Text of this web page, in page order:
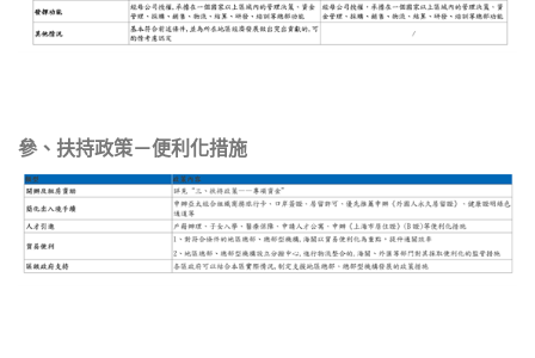
參、扶持政策－便利化措施